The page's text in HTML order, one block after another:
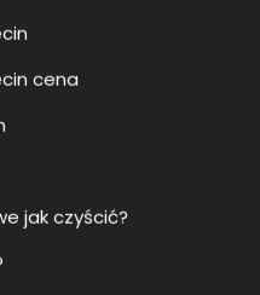
jak czyścić?